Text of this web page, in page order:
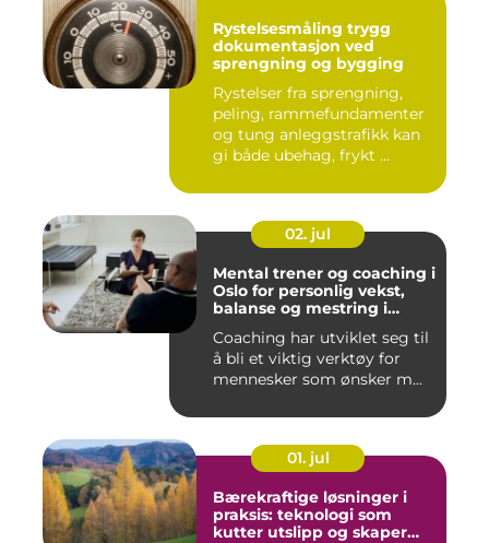
Rystelsesmåling trygg
dokumentasjon ved
sprengning og bygging
Rystelser fra sprengning,
peling, rammefundamenter
og tung anleggstrafikk kan
gi både ubehag, frykt ...
02. jul
Mental trener og coaching i
Oslo for personlig vekst,
balanse og mestring i
Coaching har utviklet seg til
å bli et viktig verktøy for
mennesker som ønsker m...
01. jul
Bærekraftige løsninger i
praksis: teknologi som
kutter utslipp og skaper